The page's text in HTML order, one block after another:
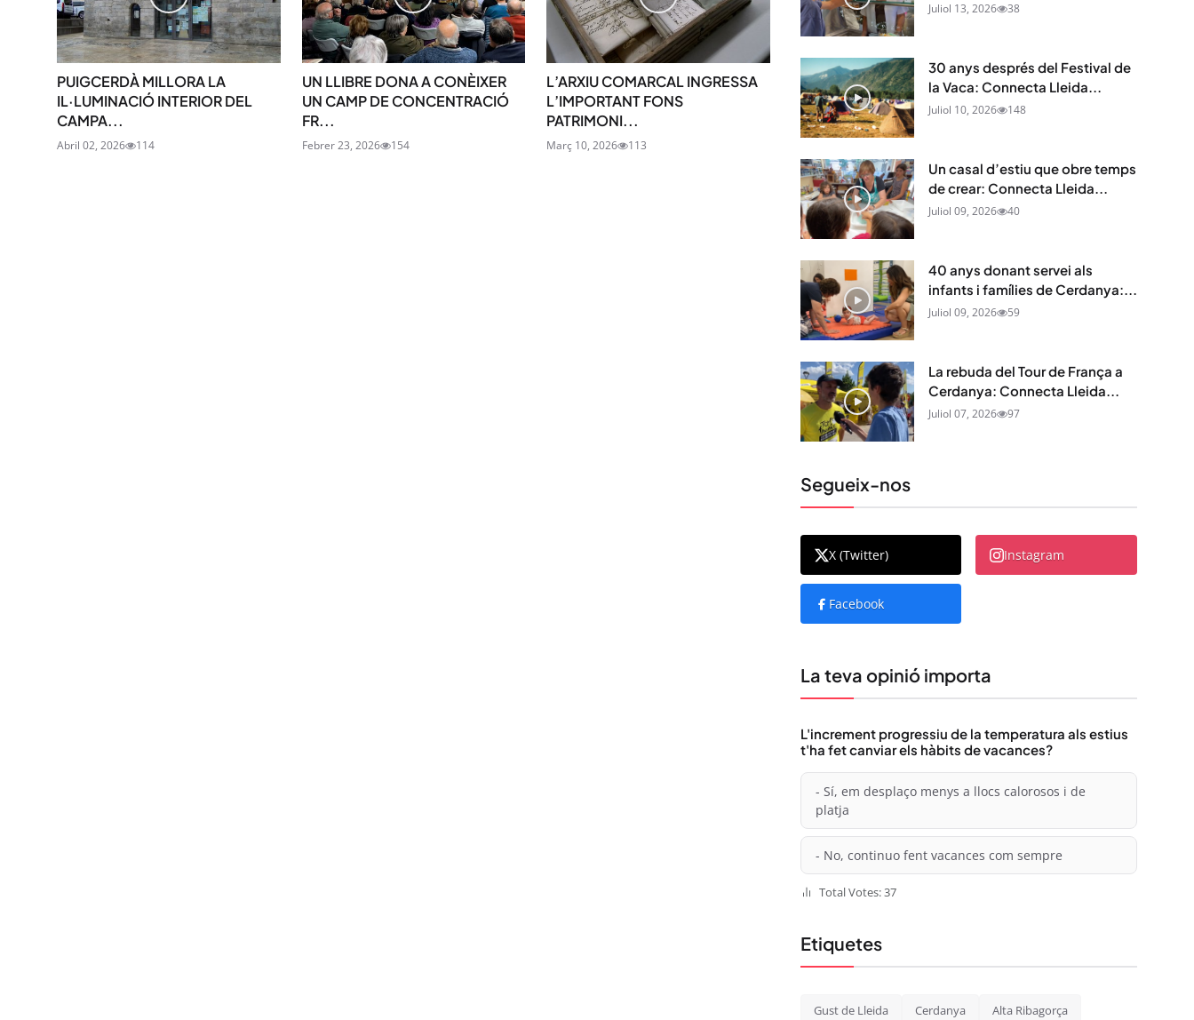
PUIGCERDÀ MILLORA LA
IL·LUMINACIÓ INTERIOR DEL
CAMPA...
Abril 02, 2026 114
UN LLIBRE DONA A CONÈIXER
UN CAMP DE CONCENTRACIÓ
FR...
Febrer 23, 2026 154
L’ARXIU COMARCAL INGRESSA
L’IMPORTANT FONS
PATRIMONI...
Març 10, 2026 113
Juliol 13, 2026 38
30 anys després del Festival de
la Vaca: Connecta Lleida...
Juliol 10, 2026 148
Un casal d’estiu que obre temps
de crear: Connecta Lleida...
Juliol 09, 2026 40
40 anys donant servei als
infants i famílies de Cerdanya:...
Juliol 09, 2026 59
La rebuda del Tour de França a
Cerdanya: Connecta Lleida...
Juliol 07, 2026 97
Segueix-nos
X (Twitter) Instagram
Facebook
La teva opinió importa
L'increment progressiu de la temperatura als estius
t'ha fet canviar els hàbits de vacances?
- Sí, em desplaço menys a llocs calorosos i de
platja
- No, continuo fent vacances com sempre
Total Votes: 37
Etiquetes
Gust de Lleida Cerdanya Alta Ribagorça